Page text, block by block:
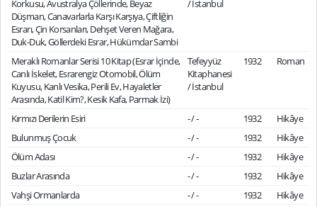
Korkusu, Avustralya Çöllerinde, Beyaz
Düşman, Canavarlarla Karşı Karşıya, Çiftliğin
Esrarı, Çin Korsanları, Dehşet Veren Mağara,
Duk-Duk, Göllerdeki Esrar, Hükümdar Sambi
/ İstanbul
Meraklı Romanlar Serisi 10 Kitap (Esrar İçinde,
Canlı İskelet, Esrarengiz Otomobil, Ölüm
Kuyusu, Kanlı Vesika, Perili Ev, Hayaletler
Arasında, Katil Kim?, Kesik Kafa, Parmak İzi)
Tefeyyüz
Kitaphanesi
/ İstanbul
1932 Roman
Kırmızı Derilerin Esiri - / - 1932
Hikâye
Bulunmuş Çocuk
- / - 1932
Hikâye
Ölüm Adası
- / - 1932
Hikâye
Buzlar Arasında
- / - 1932
Hikâye
Vahşi Ormanlarda
- / - 1932
Hikâye